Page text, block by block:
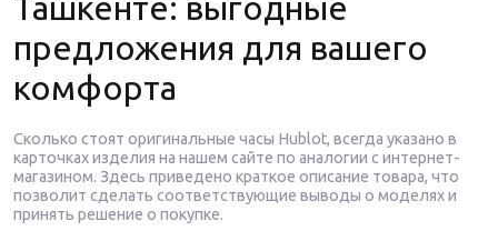
Ташкенте: выгодные
предложения для вашего
комфорта
Сколько стоят оригинальные часы Hublot, всегда указано в
карточках изделия на нашем сайте по аналогии с интернет-
магазином. Здесь приведено краткое описание товара, что
позволит сделать соответствующие выводы о моделях и
принять решение о покупке.